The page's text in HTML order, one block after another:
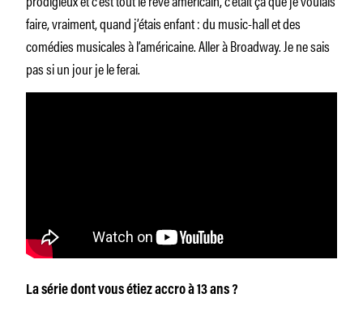
faire, vraiment, quand j’étais enfant : du music-hall et des
comédies musicales à l’américaine. Aller à Broadway. Je ne sais
pas si un jour je le ferai.
La série dont vous étiez accro à 13 ans ?